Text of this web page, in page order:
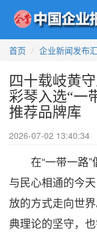
首页
企业新闻发布汇
四十载岐黄
彩琴入选“一
推荐品牌库
2026-07-02 13:40:34
在“一带一路”
与民心相通的今
放的方式走向世
典理论的坚守，